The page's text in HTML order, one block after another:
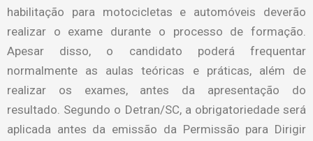
habilitação para motocicletas e automóveis deverão
realizar o exame durante o processo de formação.
Apesar disso, o candidato poderá frequentar
normalmente as aulas teóricas e práticas, além de
realizar os exames, antes da apresentação do
resultado. Segundo o Detran/SC, a obrigatoriedade será
aplicada antes da emissão da Permissão para Dirigir